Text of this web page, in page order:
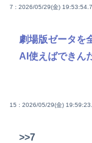
7 : 2026/05/29(金)
劇場版ゼータを
AI使えばできん
15 : 2026/05/29(金)
>>7